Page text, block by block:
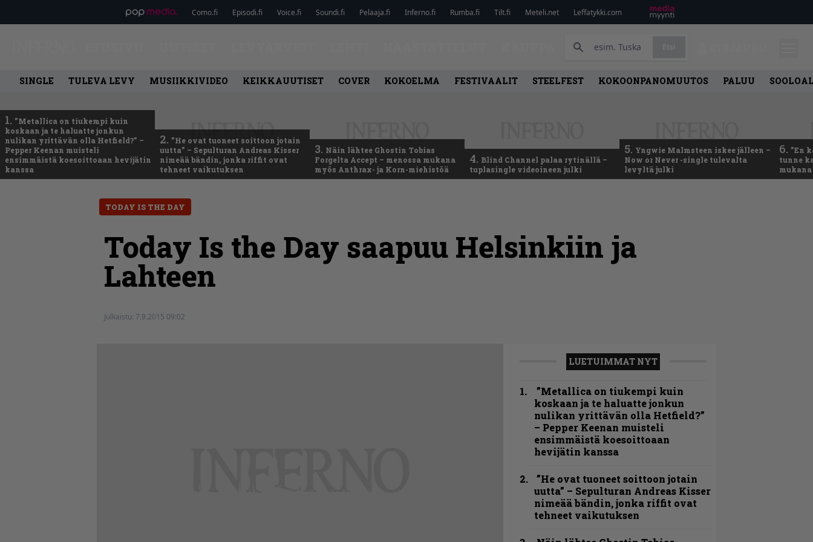
Como.fi Episodi.fi Voice.fi Soundi.fi Pelaaja.fi Inferno.fi Rumba.fi Tilt.fi Meteli.net Leffatykki.com
SINGLE TULEVA LEVY MUSIIKKIVIDEO KEIKKAUUTISET COVER KOKOELMA FESTIVAALIT STEELFEST KOKOONPANOMUUTOS PALUU
1. ”Metallica on tiukempi kuin
koskaan ja te haluatte jonkun
nulikan yrittävän olla Hetfield?” –
Pepper Keenan muisteli
ensimmäistä koesoittoaan hevijätin
kanssa
2. ”He ovat tuoneet soittoon jotain
uutta” – Sepulturan Andreas Kisser
nimeää bändin, jonka riffit ovat
tehneet vaikutuksen
3. Näin lähtee Ghostin Tobias
Forgelta Accept – menossa mukana
myös Anthrax- ja Korn-miehistöä
4. Blind Channel palaa rytinällä –
tuplasingle videoineen julki
5. Yngwie Malmsteen iskee jälleen –
Now or Never -single tulevalta
levyltä julki
6. ”En
tunne
TODAY IS THE DAY
Today Is the Day saapuu Helsinkiin ja
Lahteen
Julkaistu: 7.9.2015 09:02
LUETUIMMAT NYT
”Metallica on tiukempi kuin
koskaan ja te haluatte jonkun
nulikan yrittävän olla Hetfield?”
– Pepper Keenan muisteli
ensimmäistä koesoittoaan
hevijätin kanssa
”He ovat tuoneet soittoon jotain
uutta” – Sepulturan Andreas Kisser
nimeää bändin, jonka riffit ovat
tehneet vaikutuksen